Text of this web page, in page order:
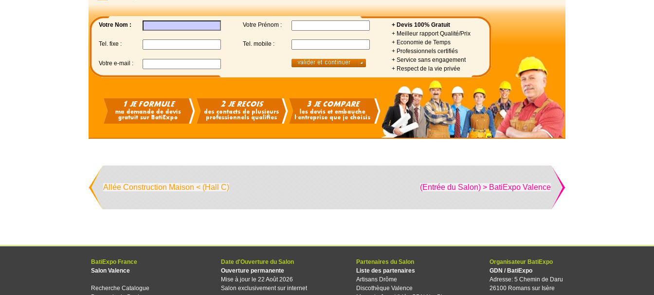
Votre Nom : Votre Prénom :
+ Devis 100% Gratuit
+ Meilleur rapport Qualité/Prix
+ Economie de Temps
+ Professionnels certifiés
+ Service sans engagement
+ Respect de la vie privée
Tel. fixe : Tel. mobile :
Votre e-mail :
Allée Construction Maison < (Hall C) (Entrée du Salon) > BatiExpo Valence
BatiExpo France
Salon Valence
Recherche Catalogue
Date d'Ouverture du Salon
Ouverture permanente
Mise à jour le 22 Août 2026
Salon exclusivement sur internet
Partenaires du Salon
Liste des partenaires
Artisans Drôme
Discothèque Valence
Organisateur BatiExpo
GDN / BatiExpo
Adresse: 5 Chemin de Daru
26100 Romans sur Isère